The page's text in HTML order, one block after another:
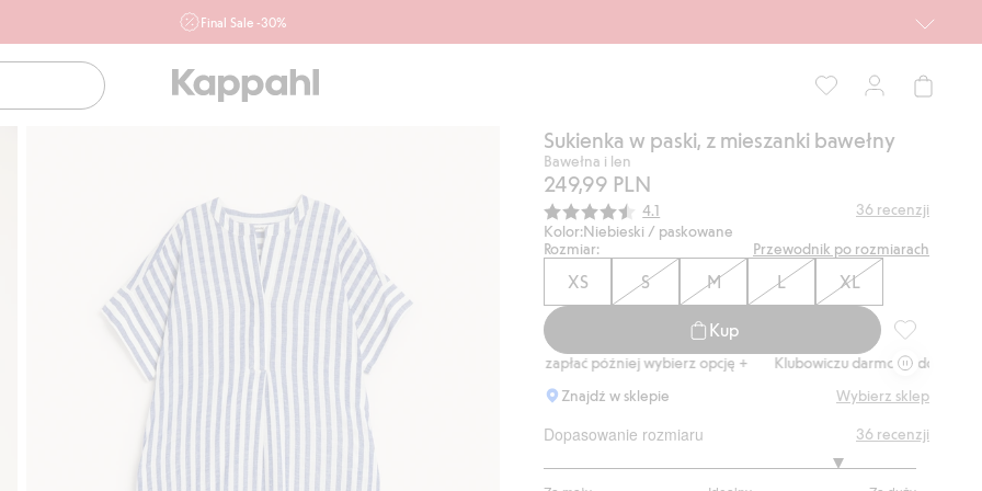
Final Sale -30%
ofertę, również z działu outlet do 10.8 w sklepach Kappahl i
Newbie oraz na kappahl.com. Ofert nie łączymy
Sukienka w paski, z mieszanki bawełny
Bawełna i len
249,99 PLN
Średnia ocena:
4.1 36 recenzji
Kolor:Niebieski / paskowane
Rozmiar:
Przewodnik po rozmiarach
XS S M L XL
Kup
Sukienka
Klubowiczu darmowa dostawa od 150 zł Kup teraz, a zapłać później wybierz opcję +
Klubowiczu darmowa dostawa od 150 zł
Znajdź w sklepie
Wybierz sklep
Dopasowanie rozmiaru 36 recenzji